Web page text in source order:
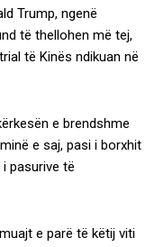
Trump, ngenë
të thellohen më tej,
të Kinës ndikuan në
e brendshme
e saj, pasi i borxhit
pasurive të
e parë të këtij viti